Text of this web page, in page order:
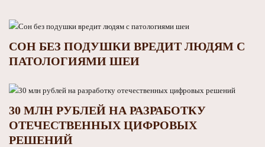
СОН БЕЗ ПОДУШКИ ВРЕДИТ ЛЮДЯМ С
ПАТОЛОГИЯМИ ШЕИ
30 МЛН РУБЛЕЙ НА РАЗРАБОТКУ
ОТЕЧЕСТВЕННЫХ ЦИФРОВЫХ
РЕШЕНИЙ